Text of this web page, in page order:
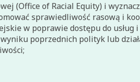
(Office of Racial Equity) i
sprawiedliwość rasową i
w poprawie dostępu do
poprzednich polityk lub